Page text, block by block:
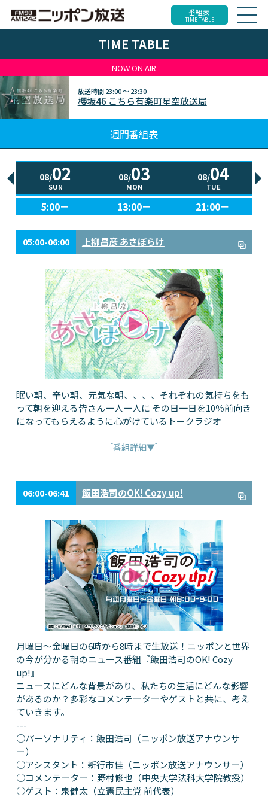
番組表
TIME TABLE
TIME TABLE
NOW ON AIR
放送時間23:00 ～ 23:30
櫻坂46 こちら有楽町星空放送局
週間番組表
08/02
SUN
08/03
MON
08/04
TUE
5:00－ 13:00－ 21:00－
05:00-06:00 上柳昌彦 あさぼらけ
眠い朝、辛い朝、元気な朝、、、、それぞれの気持ちをも
って朝を迎える皆さん一人一人に その日一日を10％前向き
になってもらえるように心がけているトークラジオ
［番組詳細▼］
06:00-06:41 飯田浩司のOK! Cozy up!
月曜日～金曜日の6時から8時まで生放送！ニッポンと世界
の今が分かる朝のニュース番組『飯田浩司のOK! Cozy
up!』
ニュースにどんな背景があり、私たちの生活にどんな影響
があるのか？多彩なコメンテーターやゲストと共に、考え
ていきます。
---
○パーソナリティ：飯田浩司（ニッポン放送アナウンサ
ー）
○アシスタント：新行市佳（ニッポン放送アナウンサー）
○コメンテーター：野村修也（中央大学法科大学院教授）
○ゲスト：泉健太（立憲民主党 前代表）